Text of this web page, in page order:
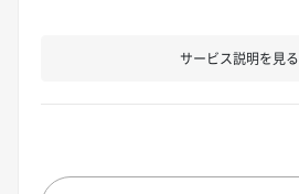
サービス説明を見る